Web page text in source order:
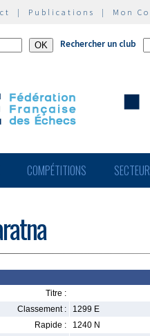
| Publications | Mon
Rechercher un club
COMPÉTITIONS
Titre :
Classement :
1299 E
Rapide :
1240 N